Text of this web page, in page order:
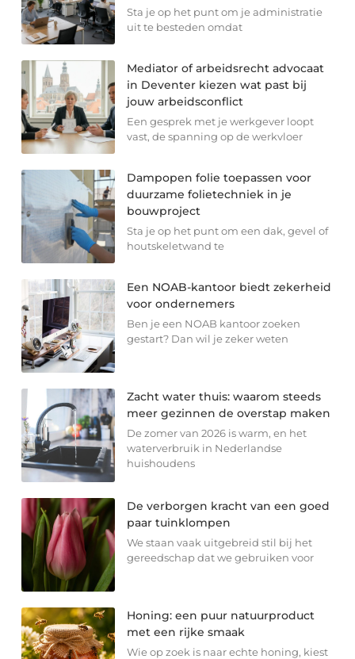
Sta je op het punt om je administratie
uit te besteden omdat
Mediator of arbeidsrecht advocaat
in Deventer kiezen wat past bij
jouw arbeidsconflict
Een gesprek met je werkgever loopt
vast, de spanning op de werkvloer
Dampopen folie toepassen voor
duurzame folietechniek in je
bouwproject
Sta je op het punt om een dak, gevel of
houtskeletwand te
Een NOAB-kantoor biedt zekerheid
voor ondernemers
Ben je een NOAB kantoor zoeken
gestart? Dan wil je zeker weten
Zacht water thuis: waarom steeds
meer gezinnen de overstap maken
De zomer van 2026 is warm, en het
waterverbruik in Nederlandse
huishoudens
De verborgen kracht van een goed
paar tuinklompen
We staan vaak uitgebreid stil bij het
gereedschap dat we gebruiken voor
Honing: een puur natuurproduct
met een rijke smaak
Wie op zoek is naar echte honing, kiest